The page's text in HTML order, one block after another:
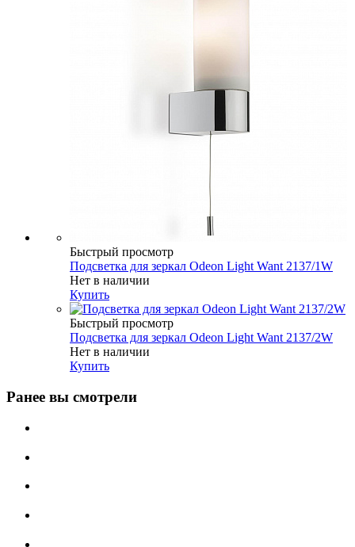
Быстрый просмотр
Подсветка для зеркал Odeon Light Want 2137/1W
Нет в наличии
Купить
Быстрый просмотр
Подсветка для зеркал Odeon Light Want 2137/2W
Нет в наличии
Купить
Ранее вы смотрели